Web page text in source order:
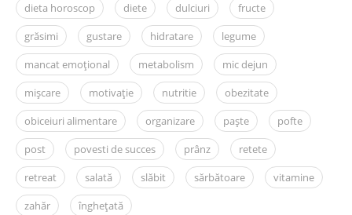
dieta horoscop
diete dulciuri
fructe
grăsimi
gustare hidratare
legume
mancat emoțional
metabolism
mic dejun
mișcare
motivație nutritie
obezitate
obiceiuri alimentare
organizare paște
pofte
post
povesti de succes prânz
retete
retreat
salată slăbit sărbătoare
vitamine
zahăr
înghețată